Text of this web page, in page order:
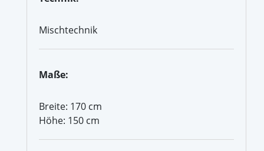
Mischtechnik
Maße:
Breite: 170 cm
Höhe: 150 cm